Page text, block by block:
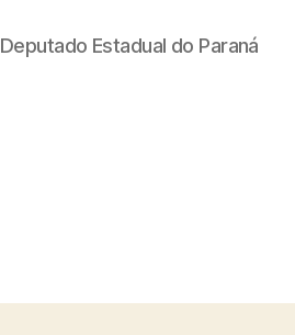
Deputado Estadual do Paraná